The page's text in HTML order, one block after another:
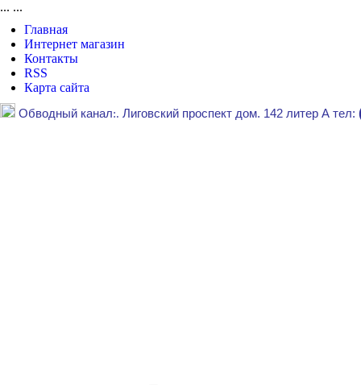
... ...
Главная
Интернет магазин
Контакты
RSS
Карта сайта
Обводный канал:. Лиговский проспект дом. 142 литер А тел: